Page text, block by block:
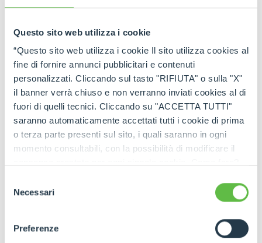
Questo sito web utilizza i cookie
“Questo sito web utilizza i cookie Il sito utilizza cookies al
fine di fornire annunci pubblicitari e contenuti
personalizzati. Cliccando sul tasto "RIFIUTA" o sulla "X"
il banner verrà chiuso e non verranno inviati cookies al di
fuori di quelli tecnici. Cliccando su "ACCETTA TUTTI"
saranno automaticamente accettati tutti i cookie di prima
o terza parte presenti sul sito, i quali saranno in ogni
momento consultabili, con la possibilità di modificare il
ogni pagina, selezionare "Modifichi il suo consenso" e
dell'informativa completa nel footer presente in ogni
pagina. Per esercitare i diritti riconosciuti all'interessato ai
delNecessari
Preferenze